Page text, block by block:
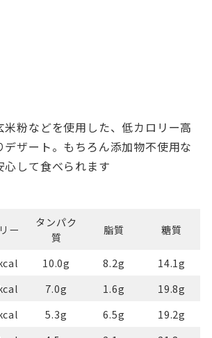
米粉などを使用した、低カロリー高
デザート。もちろん添加物不使用な
心して食べられます
ー
タンパク
質
脂質 糖質
10.0g 8.2g
14.1g
7.0g 1.6g
19.8g
5.3g 6.5g
19.2g